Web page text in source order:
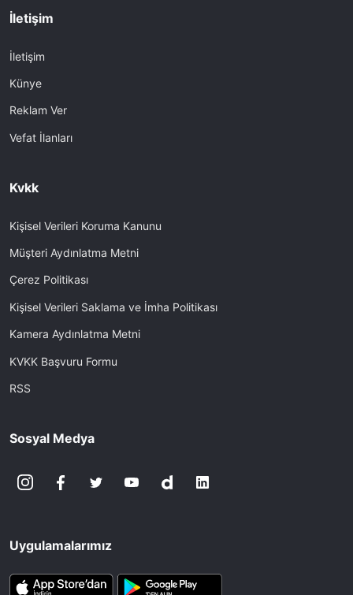
İletişim
İletişim
Künye
Reklam Ver
Vefat İlanları
Kvkk
Kişisel Verileri Koruma Kanunu
Müşteri Aydınlatma Metni
Çerez Politikası
Kişisel Verileri Saklama ve İmha Politikası
Kamera Aydınlatma Metni
KVKK Başvuru Formu
RSS
Sosyal Medya
Uygulamalarımız